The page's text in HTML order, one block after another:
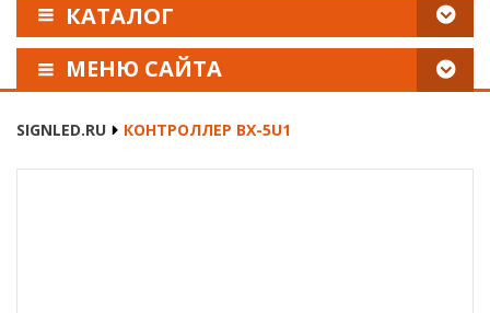
КАТАЛОГ
МЕНЮ САЙТА
ОПЛАТА И ДОСТАВКА
SIGNLED.RU КОНТРОЛЛЕР BX-5U1